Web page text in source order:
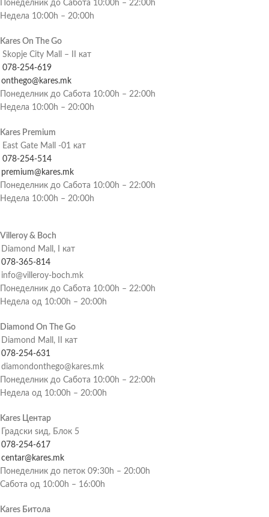
Понеделник до Сабота 10:00h – 22:00h
Недела 10:00h – 20:00h
Kares On The Go
Skopje City Mall – II кат
078-254-619
onthego@kares.mk
Понеделник до Сабота 10:00h – 22:00h
Недела 10:00h – 20:00h
Kares Premium
East Gate Mall -01 кат
078-254-514
premium@kares.mk
Понеделник до Сабота 10:00h – 22:00h
Недела 10:00h – 20:00h
Villeroy & Boch
Diamond Mall, I кат
078-365-814
info@villeroy-boch.mk
Понеделник до Сабота 10:00h – 22:00h
Недела од 10:00h – 20:00h
Diamond On The Go
Diamond Mall, II кат
078-254-631
diamondonthego@kares.mk
Понеделник до Сабота 10:00h – 22:00h
Недела од 10:00h – 20:00h
Kares Центар
Градски ѕид, Блок 5
078-254-617
centar@kares.mk
Понеделник до петок 09:30h – 20:00h
Сабота од 10:00h – 16:00h
Kares Битола